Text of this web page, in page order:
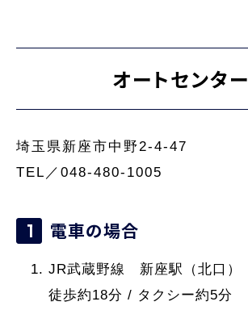
オートセンター
埼玉県新座市中野2-4-47
TEL／048-480-1005
電車の場合
JR武蔵野線 新座駅（北口）
徒歩約18分 / タクシー約5分